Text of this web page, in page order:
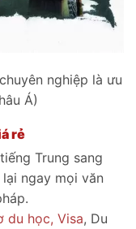
nghiệp là ưu
Á)
rẻ
Trung sang
ngay mọi văn
du học, Visa, Du